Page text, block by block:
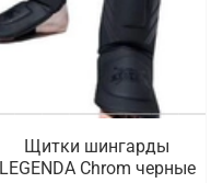
Щитки шингарды
LEGENDA Chrom черные